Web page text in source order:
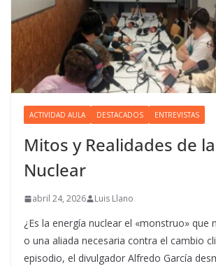
ACTIVIDAD AULA DESTACADOS ENTREVISTAS
Mitos y Realidades de
Nuclear
abril 24, 2026 Luis Llano
¿Es la energía nuclear el «monstruo» que
o una aliada necesaria contra el cambio
episodio, el divulgador Alfredo García